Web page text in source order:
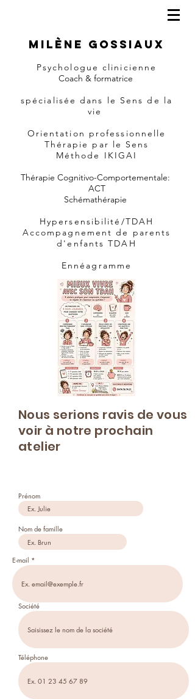
Milène Gossiaux
Psychologue clinicienne
Coach & formatrice
spécialisée dans le Sens de la
vie
Orientation professionnelle
Thérapie par le Sens
Méthode IKIGAI
Thérapie Cognitivo-Comportementale:
ACT
Schémathérapie
Hypersensibilité/TDAH
Accompagnement de parents
d'enfants TDAH
Ennéagramme
Nous serions ravis de vous
voir à notre prochain
atelier
Prénom
Nom de famille
E-mail
Société
Téléphone